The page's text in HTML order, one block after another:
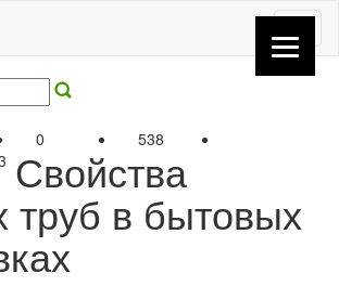
0 538
Свойства
труб в бытовых